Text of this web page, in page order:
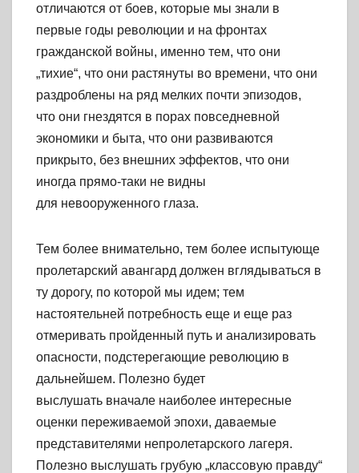
отличаются от боев, которые мы знали в
первые годы революции и на фронтах
гражданской войны, именно тем, что они
„тихие“, что они растянуты во времени, что они
раздроблены на ряд мелких почти эпизодов,
что они гнездятся в порах повседневной
экономики и быта, что они развиваются
прикрыто, без внешних эффектов, что они
иногда прямо-таки не видны
для невооруженного глаза.
Тем более внимательно, тем более испытующе
пролетарский авангард должен вглядываться в
ту дорогу, по которой мы идем; тем
настоятельней потребность еще и еще раз
отмеривать пройденный путь и анализировать
опасности, подстерегающие революцию в
дальнейшем. Полезно будет
выслушать вначале наиболее интересные
оценки переживаемой эпохи, даваемые
представителями непролетарского лагеря.
Полезно выслушать грубую „классовую правду“